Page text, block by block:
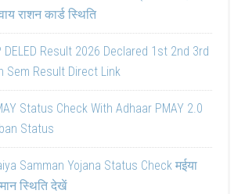
राशन कार्ड स्थिति
DELED Result 2026 Declared 1st 2nd 3rd
Sem Result Direct Link
Status Check With Adhaar PMAY 2.0
Status
Samman Yojana Status Check मईया
स्थिति देखें